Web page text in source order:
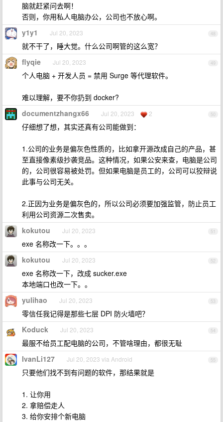
脑就赶紧问去啊！
否则，你用私人电脑办公，公司也不放心啊。
48
y1y1 Jul 20, 2023
就不干了，睡大觉。什么公司啊管的这么宽？
49
flyqie Jul 20, 2023
个人电脑 + 开发人员 = 禁用 Surge 等代理软件。
难以理解，要不你扔到 docker?
50
documentzhangx66 Jul 20, 2023 2
仔细想了想，其实还真有公司能做到：
1.公司的业务是偏灰色性质的，比如拿开源改成自己的产品，甚
至直接像素级抄袭竞品。这种情况，如果公安来查，电脑是公司
的，公司很容易被处罚。但如果电脑是员工的，公司可以狡辩说
此事与公司无关。
2.正因为业务是偏灰色的，所以公司必须要加强监管，防止员工
利用公司资源二次售卖。
51
kokutou Jul 20, 2023
exe 名称改一下。。。
52
kokutou Jul 20, 2023
exe 名称改一下，改成 sucker.exe
本地端口也改一下。。
53
yulihao Jul 20, 2023
零信任我记得是那些七层 DPI 防火墙吧？
54
Koduck Jul 20, 2023
最服不给员工配电脑的公司，不管啥理由，都很无耻
55
IvanLi127 Jul 20, 2023 via Android
只要他们找不到有问题的软件，那结果就是
1. 让你用
2. 拿赔偿走人
3. 给你安排个新电脑